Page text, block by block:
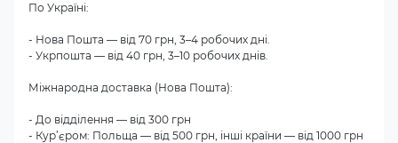
По Україні:
- Нова Пошта — від 70 грн, 3–4 робочих дні.
- Укрпошта — від 40 грн, 3–10 робочих днів.
Міжнародна доставка (Нова Пошта):
- До відділення — від 300 грн
- Кур’єром: Польща — від 500 грн, інші країни — від 1000 грн